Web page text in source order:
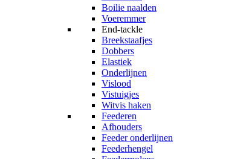
Boilie naalden
Voeremmer
End-tackle
Breekstaafjes
Dobbers
Elastiek
Onderlijnen
Vislood
Vistuigjes
Witvis haken
Feederen
Afhouders
Feeder onderlijnen
Feederhengel